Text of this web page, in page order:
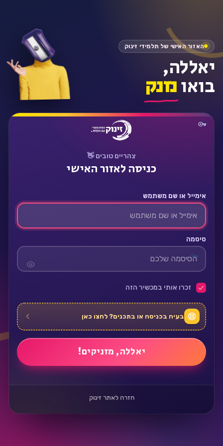
צהריים טובים 👋
כניסה לאזור האישי
אימייל או שם משתמש
סיסמה
זכרו אותי במכשיר הזה
בעיה בכניסה או בתכנים? לחצו כאן
חזרה לאתר זינוק
האזור האישי של תלמידי זינוק
יאללה,
בואונזנק